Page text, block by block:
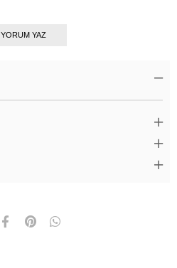
YORUM YAZ